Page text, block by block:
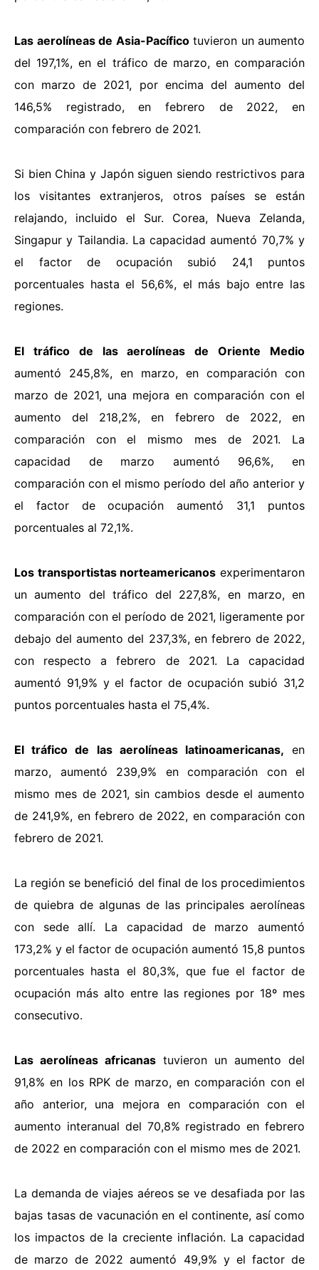
Las aerolíneas de Asia-Pacíficotuvieron un aumento
del 197,1%, en el tráfico de marzo, en comparación
con marzo de 2021, por encima del aumento del
146,5% registrado, en febrero de 2022, en
comparación con febrero de 2021.
Si bien China y Japón siguen siendo restrictivos para
los visitantes extranjeros, otros países se están
relajando, incluido el Sur. Corea, Nueva Zelanda,
Singapur y Tailandia. La capacidad aumentó 70,7% y
el factor de ocupación subió 24,1 puntos
porcentuales hasta el 56,6%, el más bajo entre las
regiones.
El tráfico de las aerolíneas de Oriente Medio
aumentó 245,8%, en marzo, en comparación con
marzo de 2021, una mejora en comparación con el
aumento del 218,2%, en febrero de 2022, en
comparación con el mismo mes de 2021. La
capacidad de marzo aumentó 96,6%, en
comparación con el mismo período del año anterior y
el factor de ocupación aumentó 31,1 puntos
porcentuales al 72,1%.
Los transportistas norteamericanos experimentaron
un aumento del tráfico del 227,8%, en marzo, en
comparación con el período de 2021, ligeramente por
debajo del aumento del 237,3%, en febrero de 2022,
con respecto a febrero de 2021. La capacidad
aumentó 91,9% y el factor de ocupación subió 31,2
puntos porcentuales hasta el 75,4%.
El tráfico de las aerolíneas latinoamericanas, en
marzo, aumentó 239,9% en comparación con el
mismo mes de 2021, sin cambios desde el aumento
de 241,9%, en febrero de 2022, en comparación con
febrero de 2021.
La región se benefició del final de los procedimientos
de quiebra de algunas de las principales aerolíneas
con sede allí. La capacidad de marzo aumentó
173,2% y el factor de ocupación aumentó 15,8 puntos
porcentuales hasta el 80,3%, que fue el factor de
ocupación más alto entre las regiones por 18º mes
consecutivo.
Las aerolíneas africanas tuvieron un aumento del
91,8% en los RPK de marzo, en comparación con el
año anterior, una mejora en comparación con el
aumento interanual del 70,8% registrado en febrero
de 2022 en comparación con el mismo mes de 2021.
La demanda de viajes aéreos se ve desafiada por las
bajas tasas de vacunación en el continente, así como
los impactos de la creciente inflación. La capacidad
de marzo de 2022 aumentó 49,9% y el factor de